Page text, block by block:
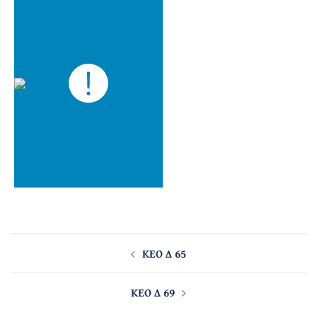
Post ΚΕΟ Δ 65
ΚΕΟ Δ 69